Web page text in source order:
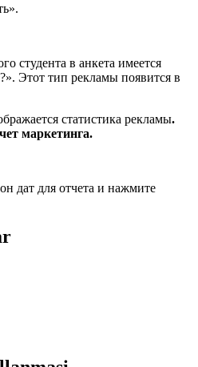
студента в анкета имеется
Этот тип рекламы появится в
статистика рекламы.
маркетинга.
дат для отчета и нажмите